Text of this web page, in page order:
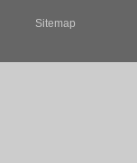
Sitemap